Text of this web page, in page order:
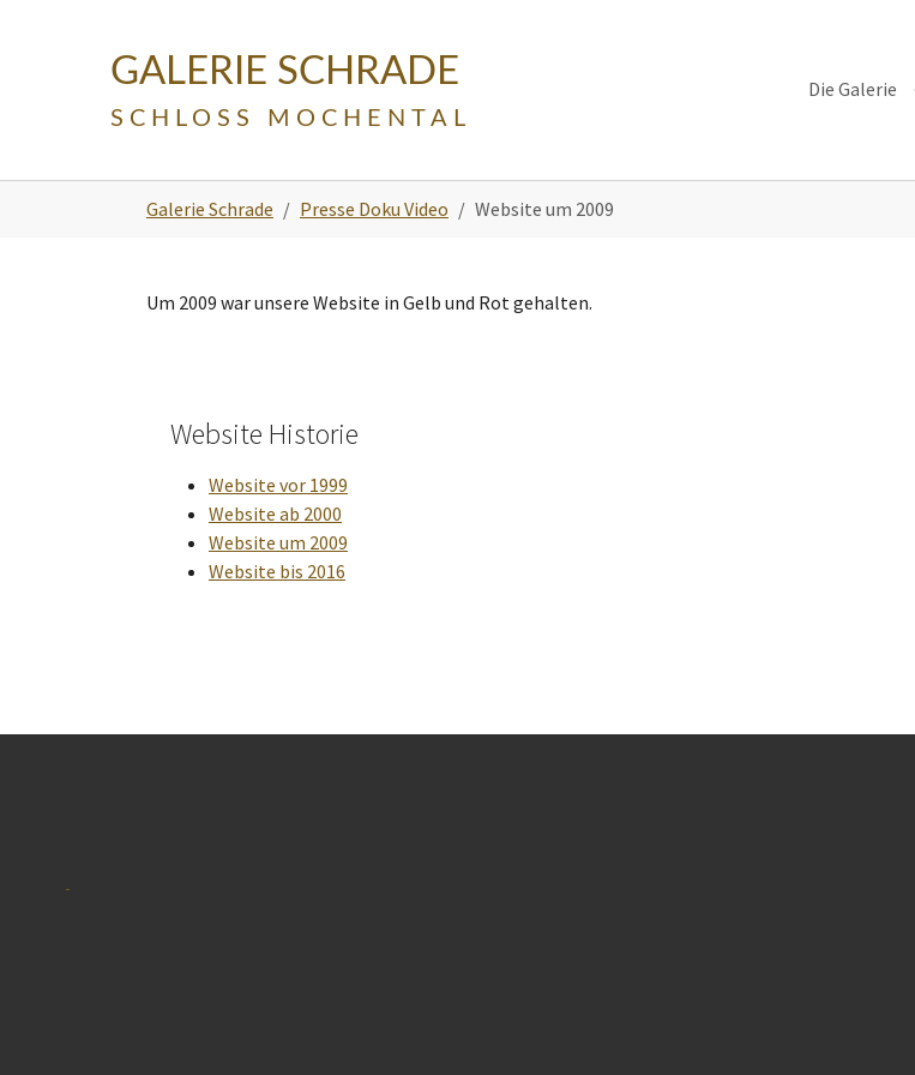
GALERIE SCHRADE
SCHLOSS MOCHENTAL
Die Galerie
Galerie Schrade Presse Doku Video Website um 2009
Um 2009 war unsere Website in Gelb und Rot gehalten.
Website Historie
Website vor 1999
Website ab 2000
Website um 2009
Website bis 2016